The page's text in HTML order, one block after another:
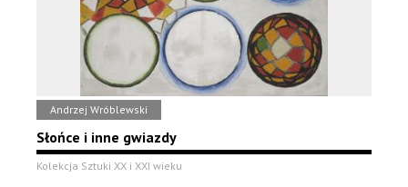
Andrzej Wróblewski
Słońce i inne gwiazdy
Kolekcja Sztuki XX i XXI wieku